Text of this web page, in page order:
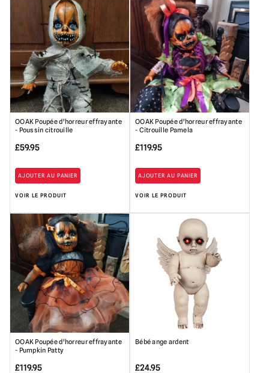
OOAK Poupée d'horreur effrayante
- Poussin citrouille
£59.95
AJOUTER AU PANIER
VOIR LE PRODUIT
OOAK Poupée d'horreur effrayante
- Citrouille Pamela
£119.95
AJOUTER AU PANIER
VOIR LE PRODUIT
OOAK Poupée d'horreur effrayante
- Pumpkin Patty
£119.95
Bébé ange ardent
£24.95